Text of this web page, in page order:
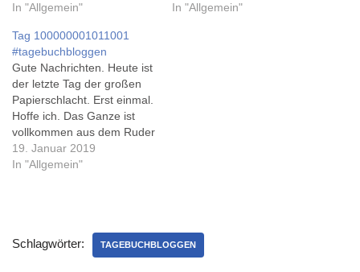
denn nach der Tag war
erfolgreicher) als erwartet.
Nur über Wernigerode
schreib ich heute nix mehr.
Ach, und über…
In "Allgemein"
'#tagebuchbloggen' liefert.
In "Allgemein"
Tag 100000001011001
#tagebuchbloggen
Gute Nachrichten. Heute ist
der letzte Tag der großen
Papierschlacht. Erst einmal.
Hoffe ich. Das Ganze ist
vollkommen aus dem Ruder
gelaufen, und wird sich so
hoffentlich nicht nocheinmal
Discovery oder so. Mal
19. Januar 2019
In "Allgemein"
Schlagwörter: TAGEBUCHBLOGGEN